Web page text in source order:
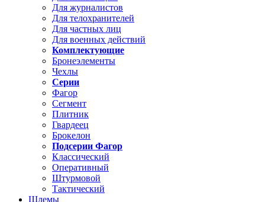
Для журналистов
Для телохранителей
Для частных лиц
Для военных действий
Комплектующие
Бронеэлементы
Чехлы
Серии
Фагор
Сегмент
Плитник
Гвардеец
Брокелон
Подсерии Фагор
Классический
Оперативный
Штурмовой
Тактический
Шлемы